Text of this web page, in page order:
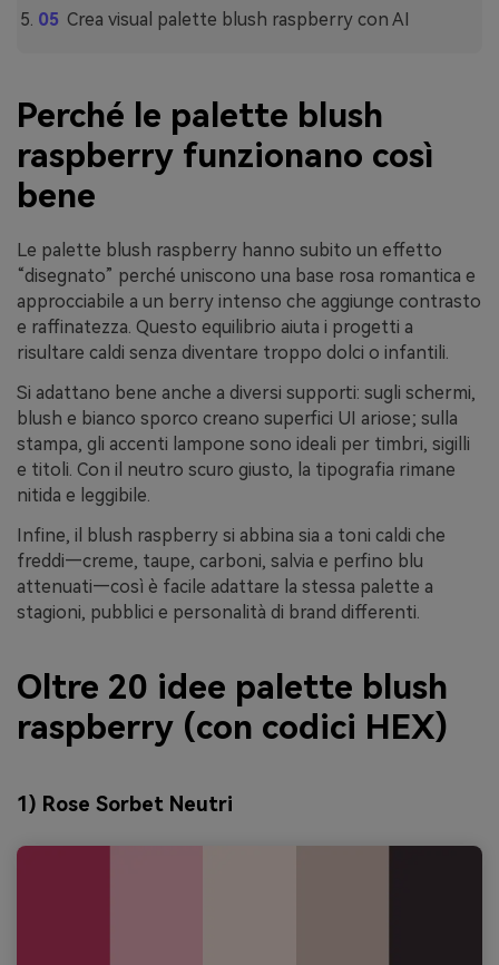
Crea visual palette blush raspberry con AI
Perché le palette blush
raspberry funzionano così
bene
Le palette blush raspberry hanno subito un effetto
“disegnato” perché uniscono una base rosa romantica e
approcciabile a un berry intenso che aggiunge contrasto
e raffinatezza. Questo equilibrio aiuta i progetti a
risultare caldi senza diventare troppo dolci o infantili.
Si adattano bene anche a diversi supporti: sugli schermi,
blush e bianco sporco creano superfici UI ariose; sulla
stampa, gli accenti lampone sono ideali per timbri, sigilli
e titoli. Con il neutro scuro giusto, la tipografia rimane
nitida e leggibile.
Infine, il blush raspberry si abbina sia a toni caldi che
freddi—creme, taupe, carboni, salvia e perfino blu
attenuati—così è facile adattare la stessa palette a
stagioni, pubblici e personalità di brand differenti.
Oltre 20 idee palette blush
raspberry (con codici HEX)
1) Rose Sorbet Neutri